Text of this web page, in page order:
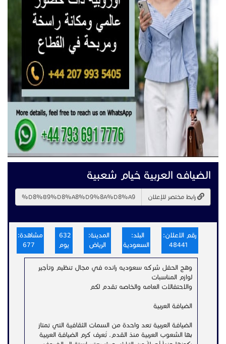
الضيافه العربية خيام شعبية
رابط مختصر للإعلان
رقم الاعلان:
البلد:
السعودية
المدينة:
الرياض
632
يوم
مشاهدة:
وهج الحفل شركه سعوديه رائده في مجال تنظيم وتأجير
لوازم المناسبات
والاحتفالات العامه والخاصه تقدم لكم
الضيافة العربية
الضيافة العربية تعد واحدة من السمات الثقافية التي تمتاز
بها الشعوب العربية منذ القدم. تُعرف كرم الضيافة العربية